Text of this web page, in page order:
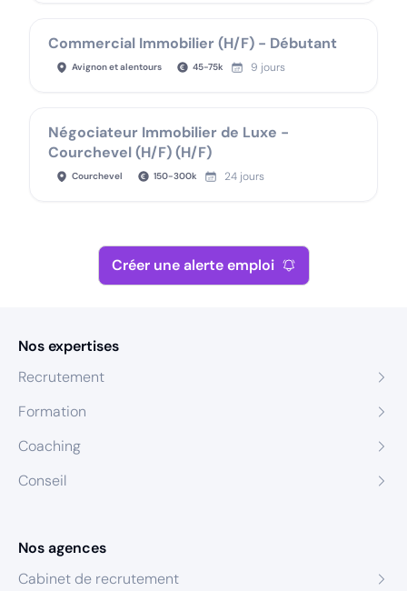
Commercial Immobilier (H/F) - Débutant
Avignon et alentours 45-75k 9 jours
Négociateur Immobilier de Luxe -
Courchevel (H/F) (H/F)
Courchevel 150-300k 24 jours
Créer une alerte emploi
Nos expertises
Recrutement
Formation
Coaching
Conseil
Nos agences
Cabinet de recrutement